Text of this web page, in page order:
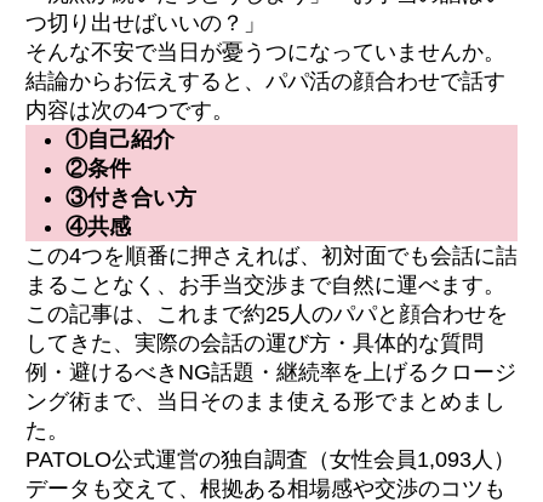
つ切り出せばいいの？」
そんな不安で当日が憂うつになっていませんか。
結論からお伝えすると、パパ活の顔合わせで話す
内容は次の4つです。
①自己紹介
②条件
③付き合い方
④共感
この4つを順番に押さえれば、初対面でも会話に詰
まることなく、お手当交渉まで自然に運べます。
この記事は、これまで約25人のパパと顔合わせを
してきた、実際の会話の運び方・具体的な質問
例・避けるべきNG話題・継続率を上げるクロージ
ング術まで、当日そのまま使える形でまとめまし
た。
PATOLO公式運営の独自調査（女性会員1,093人）
データも交えて、根拠ある相場感や交渉のコツも